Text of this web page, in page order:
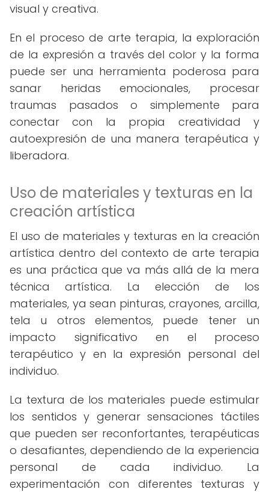
visual y creativa.
En el proceso de arte terapia, la exploración
de la expresión a través del color y la forma
puede ser una herramienta poderosa para
sanar heridas emocionales, procesar
traumas pasados o simplemente para
conectar con la propia creatividad y
autoexpresión de una manera terapéutica y
liberadora.
Uso de materiales y texturas en la
creación artística
El uso de materiales y texturas en la creación
artística dentro del contexto de arte terapia
es una práctica que va más allá de la mera
técnica artística. La elección de los
materiales, ya sean pinturas, crayones, arcilla,
tela u otros elementos, puede tener un
impacto significativo en el proceso
terapéutico y en la expresión personal del
individuo.
La textura de los materiales puede estimular
los sentidos y generar sensaciones táctiles
que pueden ser reconfortantes, terapéuticas
o desafiantes, dependiendo de la experiencia
personal de cada individuo. La
experimentación con diferentes texturas y